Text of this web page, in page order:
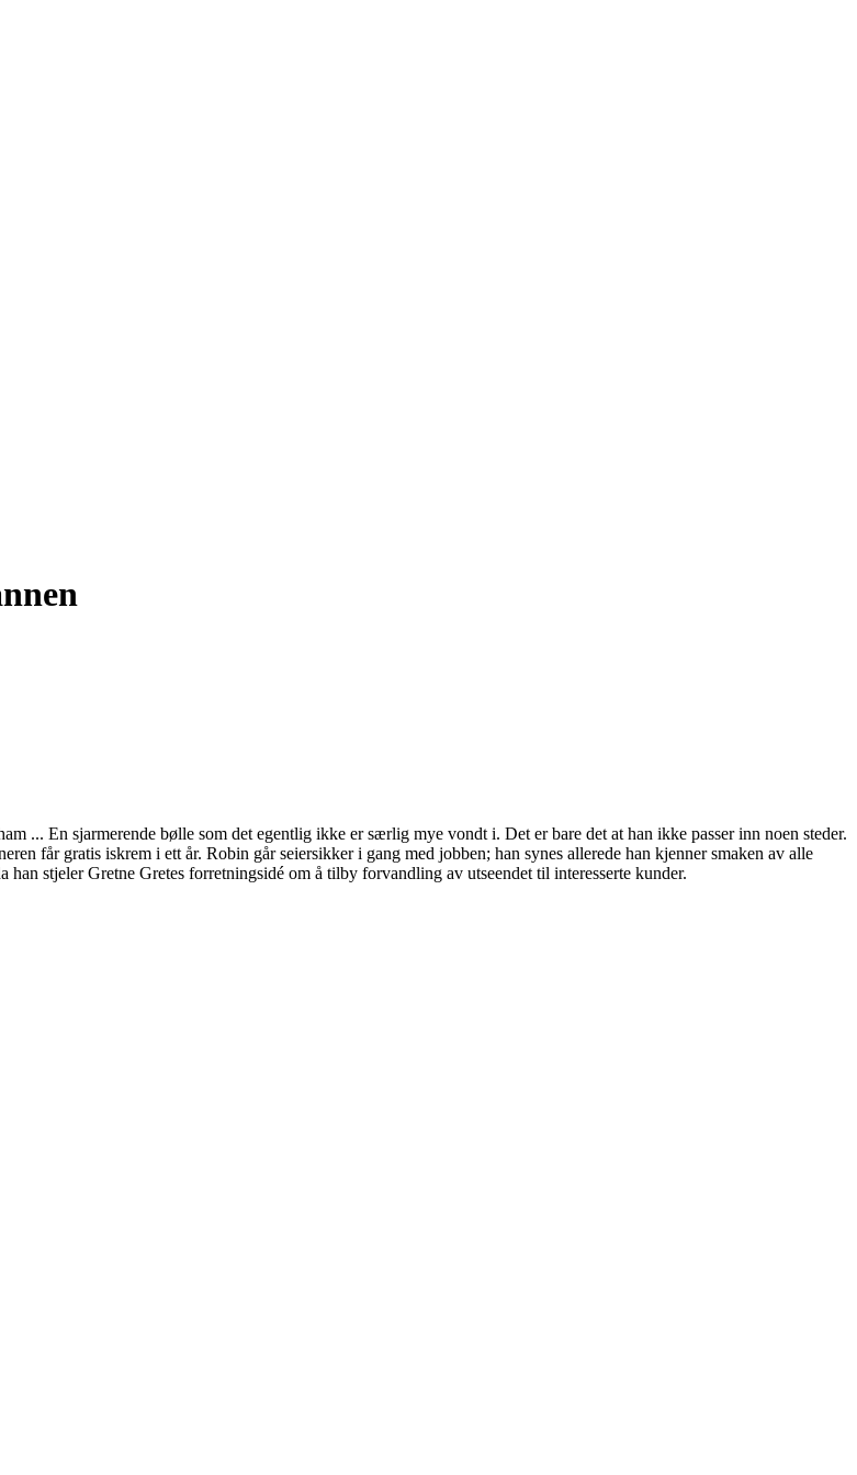
En sjarmerende bølle som det egentlig ikke er særlig mye vondt i. Det er bare det at han ikke passer inn noen steder.
får gratis iskrem i ett år. Robin går seiersikker i gang med jobben; han synes allerede han kjenner smaken av alle
stjeler Gretne Gretes forretningsidé om å tilby forvandling av utseendet til interesserte kunder.